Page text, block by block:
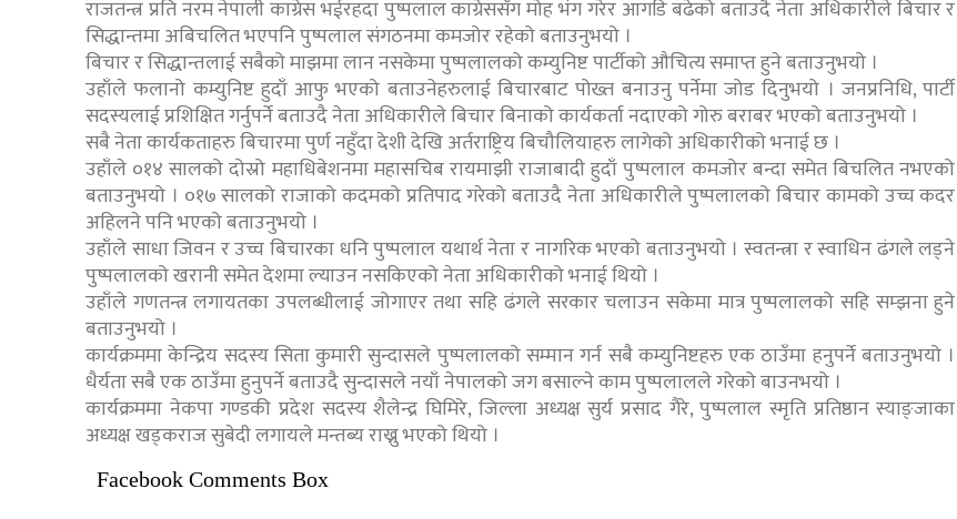
राजतन्त्र प्रति नरम नेपाली काग्रेस भईरहदा पुष्पलाल काग्रेससँग मोह भंग गरेर आगडि बढेको बताउदै नेता अधिकारीले बिचार र
सिद्धान्तमा अबिचलित भएपनि पुष्पलाल संगठनमा कमजोर रहेको बताउनुभयो ।
बिचार र सिद्धान्तलाई सबैको माझमा लान नसकेमा पुष्पलालको कम्युनिष्ट पार्टीको औचित्य समाप्त हुने बताउनुभयो ।
उहाँले फलानो कम्युनिष्ट हुदाँ आफु भएको बताउनेहरुलाई बिचारबाट पोख्त बनाउनु पर्नेमा जोड दिनुभयो । जनप्रनिधि, पार्टी
सदस्यलाई प्रशिक्षित गर्नुपर्ने बताउदै नेता अधिकारीले बिचार बिनाको कार्यकर्ता नदाएको गोरु बराबर भएको बताउनुभयो ।
सबै नेता कार्यकताहरु बिचारमा पुर्ण नहुँदा देशी देखि अर्तराष्ट्रिय बिचौलियाहरु लागेको अधिकारीको भनाई छ ।
उहाँले ०१४ सालको दोस्रो महाधिबेशनमा महासचिब रायमाझी राजाबादी हुदाँ पुष्पलाल कमजोर बन्दा समेत बिचलित नभएको
बताउनुभयो । ०१७ सालको राजाको कदमको प्रतिपाद गरेको बताउदै नेता अधिकारीले पुष्पलालको बिचार कामको उच्च कदर
अहिलने पनि भएको बताउनुभयो ।
उहाँले साधा जिवन र उच्च बिचारका धनि पुष्पलाल यथार्थ नेता र नागरिक भएको बताउनुभयो । स्वतन्त्रा र स्वाधिन ढंगले लड्ने
पुष्पलालको खरानी समेत देशमा ल्याउन नसकिएको नेता अधिकारीको भनाई थियो ।
उहाँले गणतन्त्र लगायतका उपलब्धीलाई जोगाएर तथा सहि ढंगले सरकार चलाउन सकेमा मात्र पुष्पलालको सहि सम्झना हुने
बताउनुभयो ।
कार्यक्रममा केन्द्रिय सदस्य सिता कुमारी सुन्दासले पुष्पलालको सम्मान गर्न सबै कम्युनिष्टहरु एक ठाउँमा हनुपर्ने बताउनुभयो ।
धैर्यता सबै एक ठाउँमा हुनुपर्ने बताउदै सुन्दासले नयाँ नेपालको जग बसाल्ने काम पुष्पलालले गरेको बाउनभयो ।
कार्यक्रममा नेकपा गण्डकी प्रदेश सदस्य शैलेन्द्र घिमिरे, जिल्ला अध्यक्ष सुर्य प्रसाद गैरे, पुष्पलाल स्मृति प्रतिष्ठान स्याङ्जाका
अध्यक्ष खड्कराज सुबेदी लगायले मन्तब्य राख्नु भएको थियो ।
Facebook Comments Box